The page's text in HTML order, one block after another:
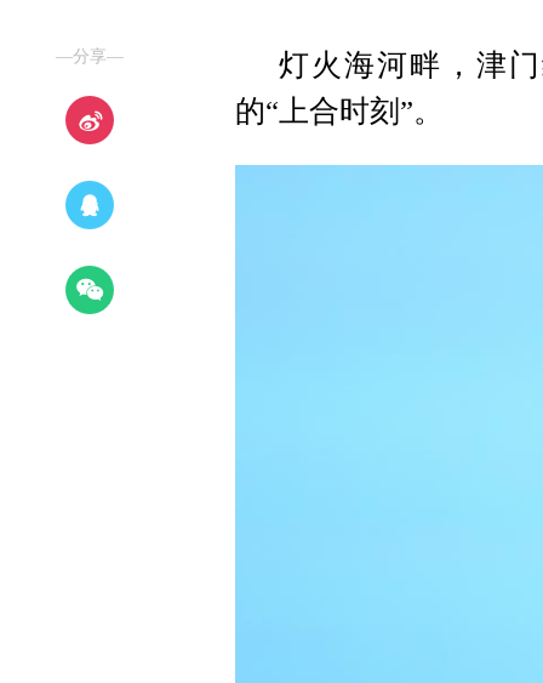
—分享—
灯火海河畔，津
的“上合时刻”。